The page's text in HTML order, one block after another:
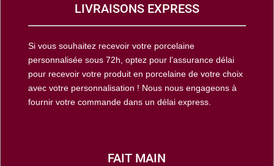
LIVRAISONS EXPRESS
Si vous souhaitez recevoir votre porcelaine
personnalisée sous 72h, optez pour l’assurance délai
pour recevoir votre produit en porcelaine de votre choix
avec votre personnalisation ! Nous nous engageons à
fournir votre commande dans un délai express.
FAIT MAIN